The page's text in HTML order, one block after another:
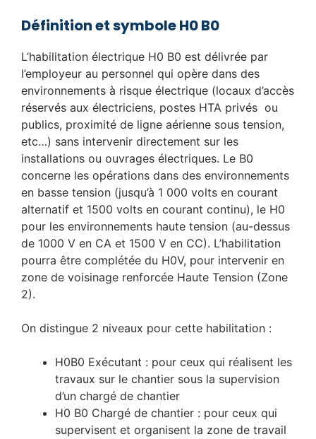
Définition et symbole H0 B0
L’habilitation électrique H0 B0 est délivrée par
l’employeur au personnel qui opère dans des
environnements à risque électrique (locaux d’accès
réservés aux électriciens, postes HTA privés ou
publics, proximité de ligne aérienne sous tension,
etc…) sans intervenir directement sur les
installations ou ouvrages électriques. Le B0
concerne les opérations dans des environnements
en basse tension (jusqu’à 1 000 volts en courant
alternatif et 1500 volts en courant continu), le H0
pour les environnements haute tension (au-dessus
de 1000 V en CA et 1500 V en CC). L’habilitation
pourra être complétée du H0V, pour intervenir en
zone de voisinage renforcée Haute Tension (Zone
2).
On distingue 2 niveaux pour cette habilitation :
H0B0 Exécutant : pour ceux qui réalisent les
travaux sur le chantier sous la supervision
d’un chargé de chantier
H0 B0 Chargé de chantier : pour ceux qui
supervisent et organisent la zone de travail